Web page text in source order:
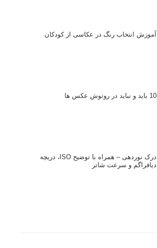
آموزش انتخاب رنگ در عکاسی از کودکان
10 باید و نباید در روتوش عکس ها
درک نوردهی – همراه با توضیح ISO، دریچه
دیافراگم و سرعت شاتر